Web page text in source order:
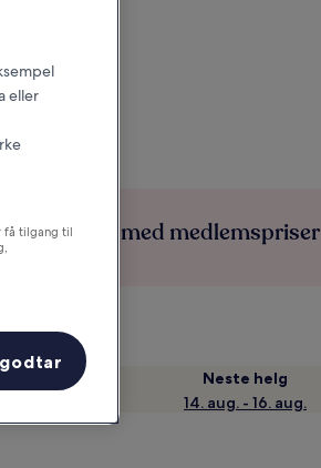
Spar mer med medlemspriser
Neste helg
14. aug. - 16. aug.
eller
få tilgang til